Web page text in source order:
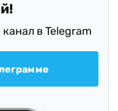
в Telegram